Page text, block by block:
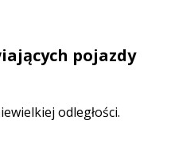
pojazdy
odległości.